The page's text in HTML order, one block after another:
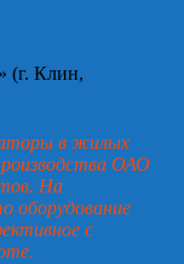
(г. Клин,
в жилых
ОАО
На
оборудование
с